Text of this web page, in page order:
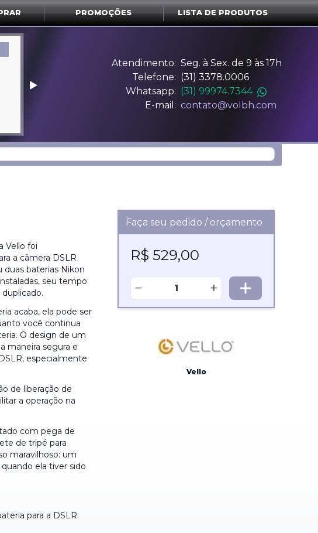
PROMOÇÕES LISTA DE PRODUTOS
‣
Atendimento: Seg. à Sex. de 9 às 17h
Telefone: (31) 3378.0006
Whatsapp: (31) 99974.7344
E-mail: contato@volbh.com
Vello foi
a câmera DSLR
duas baterias Nikon
seu tempo
acaba, ela pode ser
você continua
O design de um
maneira segura e
especialmente
de liberação de
a operação na
com pega de
de tripé para
maravilhoso: um
ela tiver sido
para a DSLR
Faça seu pedido / orçamento
R$ 529,00
−
+
Vello